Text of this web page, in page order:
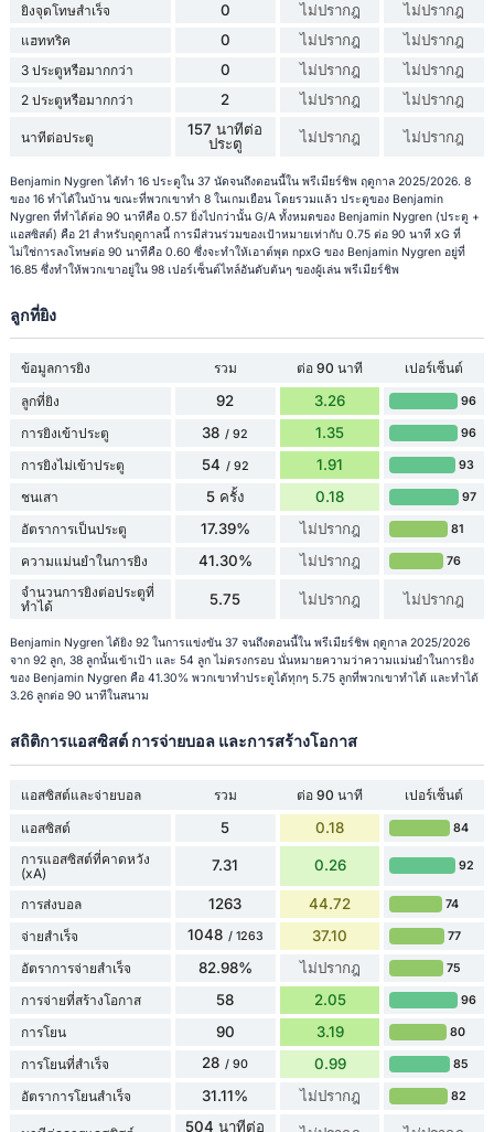
ยิงจุดโทษสำเร็จ 0 ไม่ปรากฎ ไม่ปรากฎ
แฮททริค 0 ไม่ปรากฎ ไม่ปรากฎ
3 ประตูหรือมากกว่า 0 ไม่ปรากฎ ไม่ปรากฎ
2 ประตูหรือมากกว่า 2 ไม่ปรากฎ ไม่ปรากฎ
นาทีต่อประตู
157 นาทีต่อ
ประตู
ไม่ปรากฎ ไม่ปรากฎ
Benjamin Nygren ได้ทำ 16 ประตูใน 37 นัดจนถึงตอนนี้ใน พรีเมียร์ชิพ ฤดูกาล 2025/2026. 8
ของ 16 ทำได้ในบ้าน ขณะที่พวกเขาทำ 8 ในเกมเยือน โดยรวมแล้ว ประตูของ Benjamin
Nygren ที่ทำได้ต่อ 90 นาทีคือ 0.57 ยิ่งไปกว่านั้น G/A ทั้งหมดของ Benjamin Nygren (ประตู +
แอสซิสต์) คือ 21 สำหรับฤดูกาลนี้ การมีส่วนร่วมของเป้าหมายเท่ากับ 0.75 ต่อ 90 นาที xG ที่
ไม่ใช่การลงโทษต่อ 90 นาทีคือ 0.60 ซึ่งจะทำให้เอาต์พุต npxG ของ Benjamin Nygren อยู่ที่
16.85 ซึ่งทำให้พวกเขาอยู่ใน 98 เปอร์เซ็นต์ไทล์อันดับต้นๆ ของผู้เล่น พรีเมียร์ชิพ
ลูกที่ยิง
ข้อมูลการยิง รวม ต่อ 90 นาที
เปอร์เซ็นต์
ลูกที่ยิง
92 3.26 96
การยิงเข้าประตู 38 / 92 1.35 96
การยิงไม่เข้าประตู 54 / 92 1.91 93
ชนเสา 5 ครั้ง 0.18 97
อัตราการเป็นประตู 17.39% ไม่ปรากฎ 81
ความแม่นยำในการยิง 41.30% ไม่ปรากฎ 76
จำนวนการยิงต่อประตูที่
ทำได้
5.75 ไม่ปรากฎ ไม่ปรากฎ
Benjamin Nygren ได้ยิง 92 ในการแข่งขัน 37 จนถึงตอนนี้ใน พรีเมียร์ชิพ ฤดูกาล 2025/2026
จาก 92 ลูก, 38 ลูกนั้นเข้าเป้า และ 54 ลูก ไม่ตรงกรอบ นั่นหมายความว่าความแม่นยำในการยิง
ของ Benjamin Nygren คือ 41.30% พวกเขาทำประตูได้ทุกๆ 5.75 ลูกที่พวกเขาทำได้ และทำได้
3.26 ลูกต่อ 90 นาทีในสนาม
สถิติการแอสซิสต์ การจ่ายบอล และการสร้างโอกาส
แอสซิสต์และจ่ายบอล รวม ต่อ 90 นาที
เปอร์เซ็นต์
แอสซิสต์
5 0.18 84
การแอสซิสต์ที่คาดหวัง
(xA)
7.31 0.26 92
การส่งบอล 1263 44.72 74
จ่ายสำเร็จ 1048 / 1263 37.10 77
อัตราการจ่ายสำเร็จ 82.98% ไม่ปรากฎ 75
การจ่ายที่สร้างโอกาส 58 2.05 96
การโยน 90 3.19 80
การโยนที่สำเร็จ 28 / 90 0.99 85
อัตราการโยนสำเร็จ 31.11% ไม่ปรากฎ 82
504 นาทีต่อ